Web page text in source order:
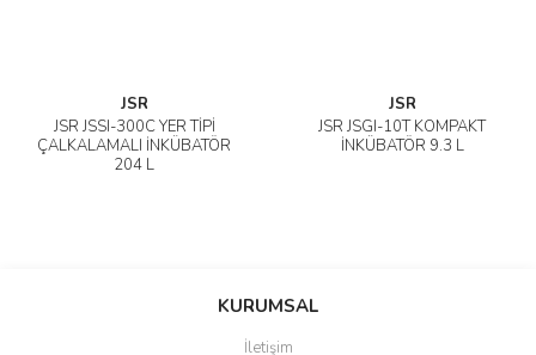
JSR
JSR JSSI-300C YER TİPİ
ÇALKALAMALI İNKÜBATÖR
204 L
JSR
JSR JSGI-10T KOMPAKT
İNKÜBATÖR 9.3 L
KURUMSAL
İletişim